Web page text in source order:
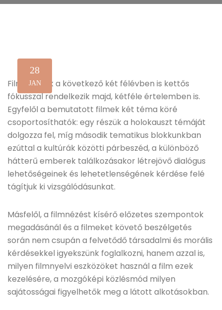
28
JAN
Filmklubunk a következő két félévben is kettős
fókusszal rendelkezik majd, kétféle értelemben is.
Egyfelől a bemutatott filmek két téma köré
csoportosíthatók: egy részük a holokauszt témáját
dolgozza fel, míg második tematikus blokkunkban
ezúttal a kultúrák közötti párbeszéd, a különböző
hátterű emberek találkozásakor létrejövő dialógus
lehetőségeinek és lehetetlenségének kérdése felé
tágítjuk ki vizsgálódásunkat.
Másfelől, a filmnézést kísérő előzetes szempontok
megadásánál és a filmeket követő beszélgetés
során nem csupán a felvetődő társadalmi és morális
kérdésekkel igyekszünk foglalkozni, hanem azzal is,
milyen filmnyelvi eszközöket használ a film ezek
kezelésére, a mozgóképi közlésmód milyen
sajátosságai figyelhetők meg a látott alkotásokban.